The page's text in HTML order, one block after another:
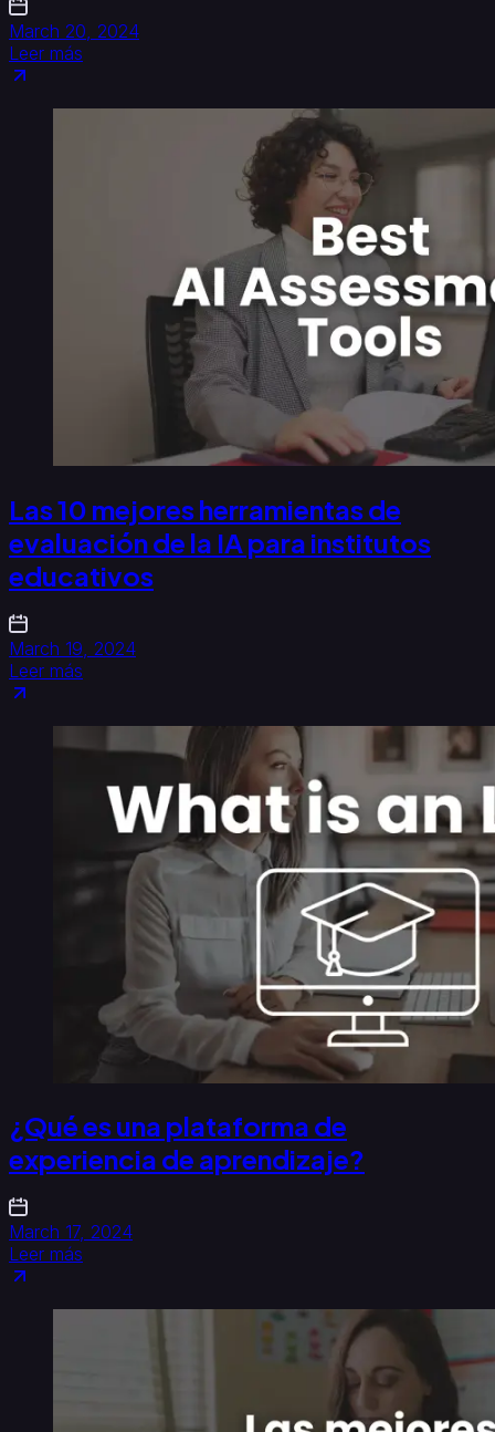
March 20, 2024
Leer más
Las 10 mejores herramientas de
evaluación de la IA para institutos
educativos
March 19, 2024
Leer más
¿Qué es una plataforma de
experiencia de aprendizaje?
March 17, 2024
Leer más